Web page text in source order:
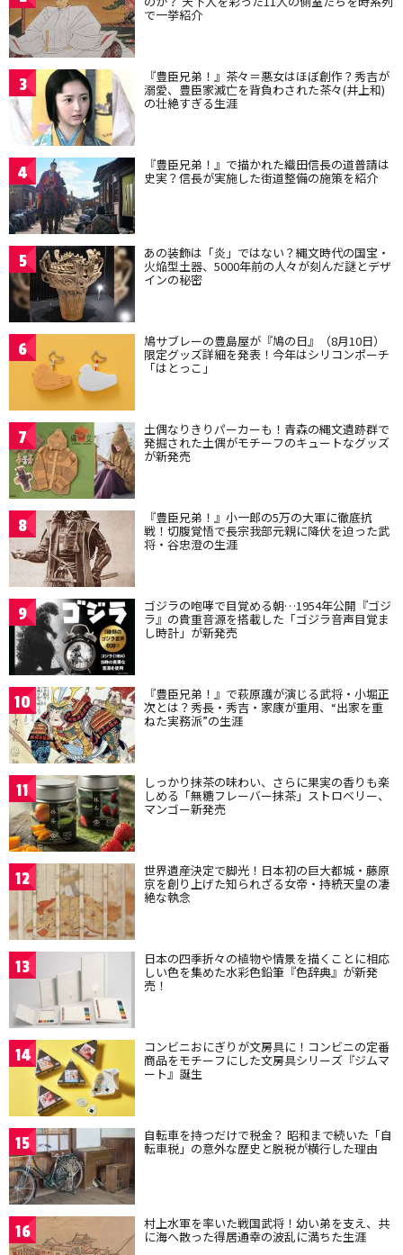
で一挙紹介
3 『豊臣兄弟！』茶々＝悪女はほぼ創作？秀吉が
溺愛、豊臣家滅亡を背負わされた茶々(井上和)
の壮絶すぎる生涯
4 『豊臣兄弟！』で描かれた織田信長の道普請は
史実？信長が実施した街道整備の施策を紹介
5 あの装飾は「炎」ではない？縄文時代の国宝・
火焔型土器、5000年前の人々が刻んだ謎とデザ
インの秘密
6 鳩サブレーの豊島屋が『鳩の日』（8月10日）
限定グッズ詳細を発表！今年はシリコンポーチ
「はとっこ」
7 土偶なりきりパーカーも！青森の縄文遺跡群で
発掘された土偶がモチーフのキュートなグッズ
が新発売
8 『豊臣兄弟！』小一郎の5万の大軍に徹底抗
戦！切腹覚悟で長宗我部元親に降伏を迫った武
将・谷忠澄の生涯
9 ゴジラの咆哮で目覚める朝…1954年公開『ゴジ
ラ』の貴重音源を搭載した「ゴジラ音声目覚ま
し時計」が新発売
10 『豊臣兄弟！』で萩原護が演じる武将・小堀正
次とは？秀長・秀吉・家康が重用、“出家を重
ねた実務派”の生涯
11 しっかり抹茶の味わい、さらに果実の香りも楽
しめる「無糖フレーバー抹茶」ストロベリー、
マンゴー新発売
12 世界遺産決定で脚光！日本初の巨大都城・藤原
京を創り上げた知られざる女帝・持統天皇の凄
絶な執念
13 日本の四季折々の植物や情景を描くことに相応
しい色を集めた水彩色鉛筆『色辞典』が新発
売！
14 コンビニおにぎりが文房具に！コンビニの定番
商品をモチーフにした文房具シリーズ『ジムマ
ート』誕生
15 自転車を持つだけで税金？ 昭和まで続いた「自
転車税」の意外な歴史と脱税が横行した理由
16 村上水軍を率いた戦国武将！幼い弟を支え、共
に海へ散った得居通幸の波乱に満ちた生涯